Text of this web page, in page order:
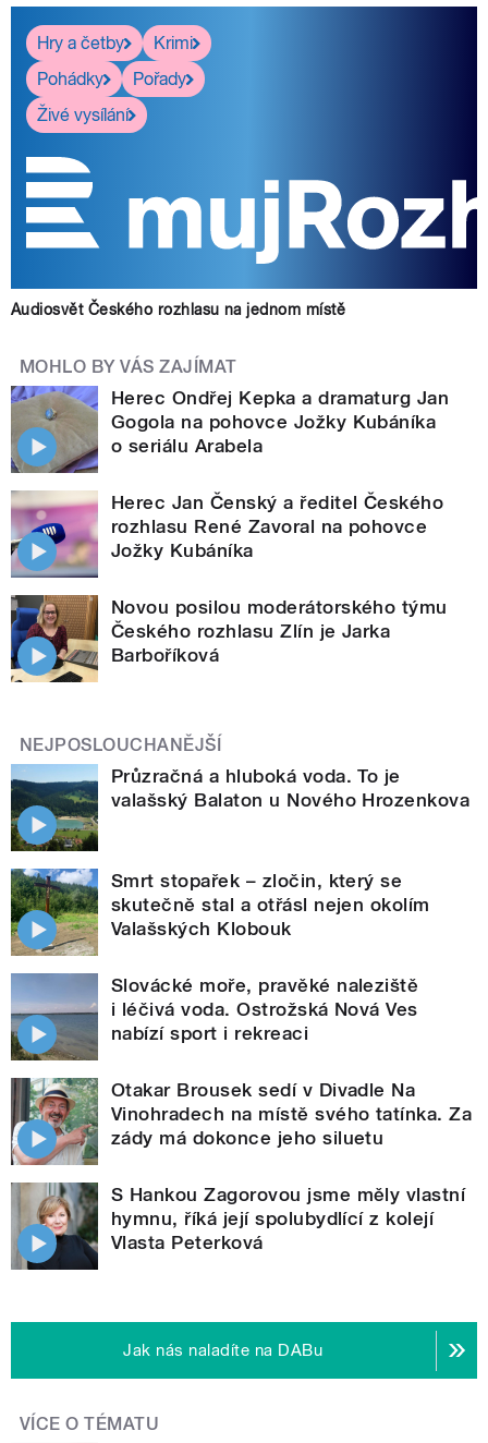
Hry a četby
Krimi
Pohádky
Pořady
Živé vysílání
Audiosvět Českého rozhlasu na jednom místě
MOHLO BY VÁS ZAJÍMAT
Herec Ondřej Kepka a dramaturg Jan
Gogola na pohovce Jožky Kubáníka
o seriálu Arabela
Herec Jan Čenský a ředitel Českého
rozhlasu René Zavoral na pohovce
Jožky Kubáníka
Novou posilou moderátorského týmu
Českého rozhlasu Zlín je Jarka
Barboříková
NEJPOSLOUCHANĚJŠÍ
Průzračná a hluboká voda. To je
valašský Balaton u Nového Hrozenkova
Smrt stopařek – zločin, který se
skutečně stal a otřásl nejen okolím
Valašských Klobouk
Slovácké moře, pravěké naleziště
i léčivá voda. Ostrožská Nová Ves
nabízí sport i rekreaci
Otakar Brousek sedí v Divadle Na
Vinohradech na místě svého tatínka. Za
zády má dokonce jeho siluetu
S Hankou Zagorovou jsme měly vlastní
hymnu, říká její spolubydlící z kolejí
Vlasta Peterková
Jak nás naladíte na DABu
VÍCE O TÉMATU